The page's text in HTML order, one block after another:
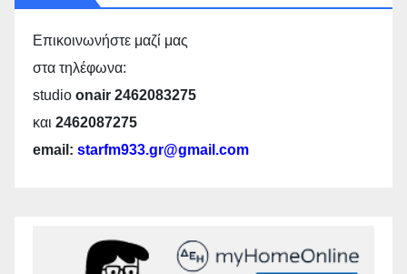
Επικοινωνήστε μαζί μας
στα τηλέφωνα:
studio onair 2462083275
και 2462087275
email: starfm933.gr@gmail.com